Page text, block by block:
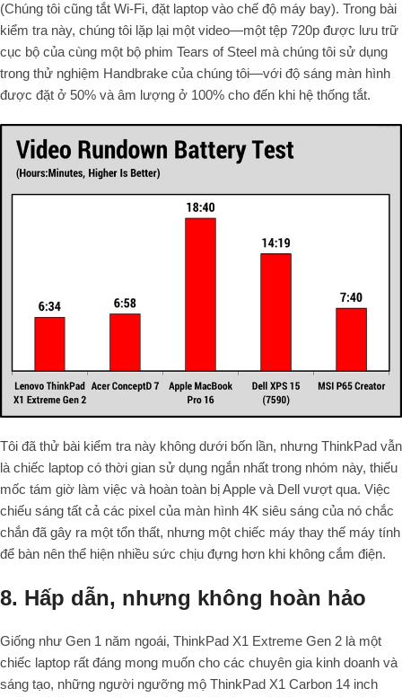
(Chúng tôi cũng tắt Wi-Fi, đặt laptop vào chế độ máy bay). Trong bài
kiểm tra này, chúng tôi lặp lại một video—một tệp 720p được lưu trữ
cục bộ của cùng một bộ phim Tears of Steel mà chúng tôi sử dụng
trong thử nghiệm Handbrake của chúng tôi—với độ sáng màn hình
được đặt ở 50% và âm lượng ở 100% cho đến khi hệ thống tắt.
Tôi đã thử bài kiểm tra này không dưới bốn lần, nhưng ThinkPad vẫn
là chiếc laptop có thời gian sử dụng ngắn nhất trong nhóm này, thiếu
mốc tám giờ làm việc và hoàn toàn bị Apple và Dell vượt qua. Việc
chiếu sáng tất cả các pixel của màn hình 4K siêu sáng của nó chắc
chắn đã gây ra một tổn thất, nhưng một chiếc máy thay thế máy tính
để bàn nên thể hiện nhiều sức chịu đựng hơn khi không cắm điện.
8. Hấp dẫn, nhưng không hoàn hảo
Giống như Gen 1 năm ngoái, ThinkPad X1 Extreme Gen 2 là một
chiếc laptop rất đáng mong muốn cho các chuyên gia kinh doanh và
sáng tạo, những người ngưỡng mộ ThinkPad X1 Carbon 14 inch